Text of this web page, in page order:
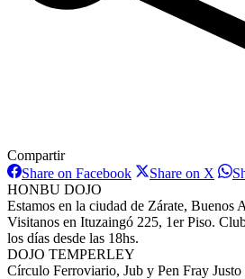
Compartir
Share on FacebookShare
Facebook
Share on X Share
X
HONBU DOJO
Estamos en la ciudad de Zárate, Buenos
Visitanos en Ituzaingó 225, 1er Piso.
los días desde las 18hs.
DOJO TEMPERLEY
Círculo Ferroviario, Jub y Pen Fray